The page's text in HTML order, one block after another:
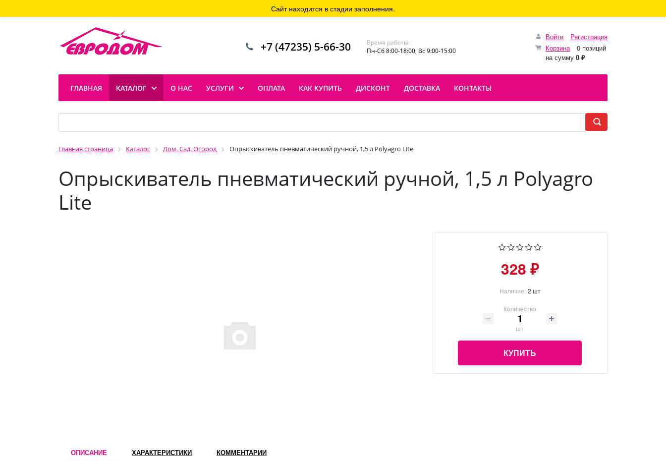
Войти
Регистрация
Корзина
0 позиций
на сумму 0 ₽
+7 (47235) 5-66-30
Время работы:
Пн-Сб 8:00-18:00, Вс 9:00-15:00
ГЛАВНАЯ КАТАЛОГ О НАС УСЛУГИ ОПЛАТА КАК КУПИТЬ ДИСКОНТ ДОСТАВКА КОНТАКТЫ
Главная страница Каталог Дом. Сад. Огород Опрыскиватель пневматический ручной, 1,5 л Polyagro Lite
Опрыскиватель пневматический ручной, 1,5 л Polyagro
Lite
Сайт находится в стадии заполнения.
328 ₽
Наличие: 2 шт
Количество
шт
КУПИТЬ
ОПИСАНИЕ ХАРАКТЕРИСТИКИ КОММЕНТАРИИ